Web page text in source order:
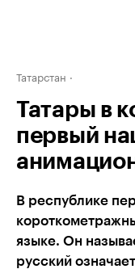
Татарстан
Татары в
первый
В республике
языке. Он
русский